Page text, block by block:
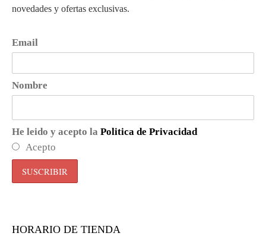
novedades y ofertas exclusivas.
Email
Nombre
He leido y acepto la Politica de Privacidad
Acepto
HORARIO DE TIENDA